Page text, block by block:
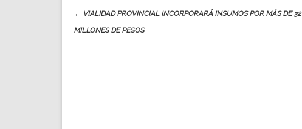
Post
navigation
← VIALIDAD PROVINCIAL INCORPORARÁ INSUMOS POR MÁS DE 32
MILLONES DE PESOS